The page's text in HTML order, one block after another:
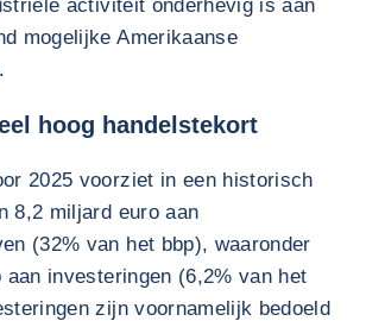
activiteit onderhevig is aan
mogelijke Amerikaanse
hoog handelstekort
2025 voorziet in een historisch
8,2 miljard euro aan
(32% van het bbp), waaronder
aan investeringen (6,2% van het
zijn voornamelijk bedoeld